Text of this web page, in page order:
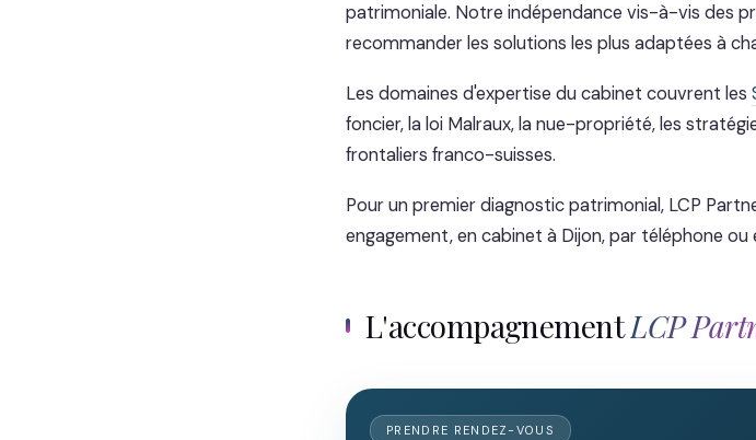
patrimoniale. Notre indépendance vis-à-vis des
recommander les solutions les plus adaptées à
Les domaines d'expertise du cabinet couvrent les
foncier, la loi Malraux, la nue-propriété, les
frontaliers franco-suisses.
Pour un premier diagnostic patrimonial, LCP
engagement, en cabinet à Dijon, par téléphone ou
L'accompagnementLCP
PRENDRE RENDEZ-VOUS